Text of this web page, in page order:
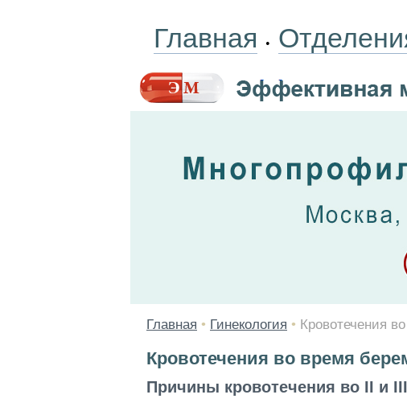
Главная •
Главная • Гинекология • Кровотечения
Кровотечения во время
Причины кровотечения во II и